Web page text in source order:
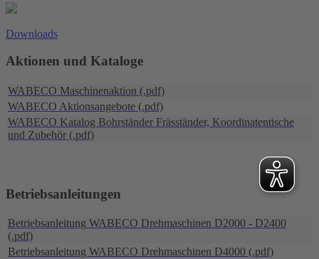
Downloads
Aktionen und Kataloge
WABECO Maschinenaktion (.pdf)
WABECO Aktionsangebote (.pdf)
WABECO Katalog Bohrständer Fräsständer, Koordinatentische
und Zubehör (.pdf)
Betriebsanleitungen
Betriebsanleitung WABECO Drehmaschinen D2000 - D2400
(.pdf)
Betriebsanleitung WABECO Drehmaschinen D4000 (.pdf)